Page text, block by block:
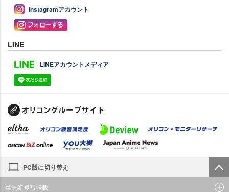
Instagramアカウント
LINE
LINEアカウントメディア
PC版に切り替え
禁無断複写転載